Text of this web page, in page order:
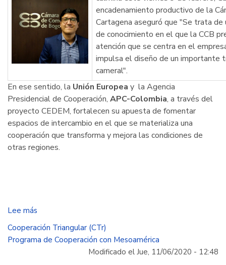
encadenamiento productivo de la
Cartagena aseguró que "Se trata
de conocimiento en el que la CCB
atención que se centra en el
impulsa el diseño de un importante
cameral".
En ese sentido, la Unión Europea y la Agencia
Presidencial de Cooperación, APC-Colombia, a través del
proyecto CEDEM, fortalecen su apuesta de fomentar
espacios de intercambio en el que se materializa una
cooperación que transforma y mejora las condiciones de
otras regiones.
Lee más
Delegados
Nicaragua,
Cooperación Triangular (CTr)
Programa de Cooperación con Mesoamérica
Modificado el Jue, 11/06/2020 - 12:48